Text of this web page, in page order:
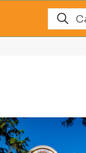
Casa Moscu